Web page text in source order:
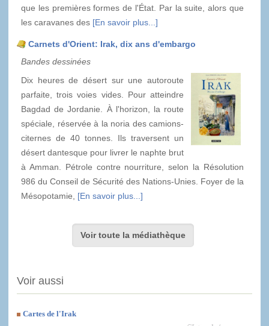
que les premières formes de l'État. Par la suite, alors que
les caravanes des [En savoir plus...]
Carnets d'Orient: Irak, dix ans d'embargo
Bandes dessinées
Dix heures de désert sur une autoroute
parfaite, trois voies vides. Pour atteindre
Bagdad de Jordanie. À l'horizon, la route
spéciale, réservée à la noria des camions-
citernes de 40 tonnes. Ils traversent un
désert dantesque pour livrer le naphte brut
à Amman. Pétrole contre nourriture, selon la Résolution
986 du Conseil de Sécurité des Nations-Unies. Foyer de la
Mésopotamie, [En savoir plus...]
Voir toute la médiathèque
Voir aussi
Cartes de l'Irak